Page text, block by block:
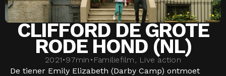
CLIFFORD DE GROTE
RODE HOND (NL)
2021•97min • Familiefilm, Live action
De tiener Emily Elizabeth (Darby Camp) ontmoet